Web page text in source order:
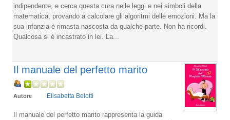
indipendente, e cerca questa cura nelle leggi e nei simboli della
matematica, provando a calcolare gli algoritmi delle emozioni. Ma la
sua infanzia è rimasta nascosta da qualche parte. Non ha ricordi.
Qualcosa si è incastrato in lei. La...
Il manuale del perfetto marito
Autore Elisabetta Belotti
Il manuale del perfetto marito rappresenta la guida